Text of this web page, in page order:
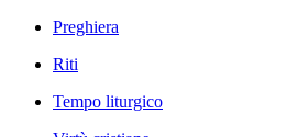
Preghiera
Riti
Tempo liturgico